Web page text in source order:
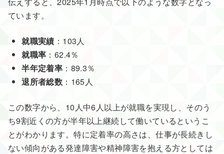
ています。
就職実績 ：103人
就職率 ：62.4％
半年定着率 ：89.3％
退所者総数 ：165人
この数字から、10人中6人以上が就職を実現し、そのう
ち9割近くの方が半年以上継続して働いているというこ
とがわかります。特に定着率の高さは、仕事が長続きし
ない傾向がある発達障害や精神障害を抱える方としては